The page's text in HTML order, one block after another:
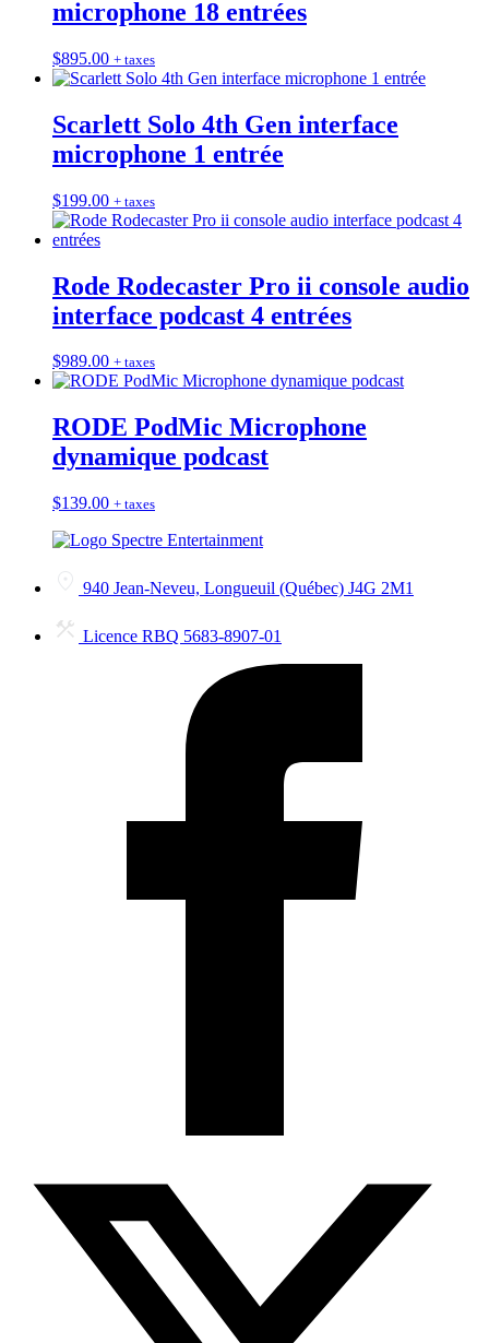
microphone 18 entrées
$895.00 + taxes
Scarlett Solo 4th Gen interface
microphone 1 entrée
$199.00 + taxes
Rode Rodecaster Pro ii console audio
interface podcast 4 entrées
$989.00 + taxes
RODE PodMic Microphone
dynamique podcast
$139.00 + taxes
940 Jean-Neveu, Longueuil (Québec) J4G 2M1
Licence RBQ 5683-8907-01